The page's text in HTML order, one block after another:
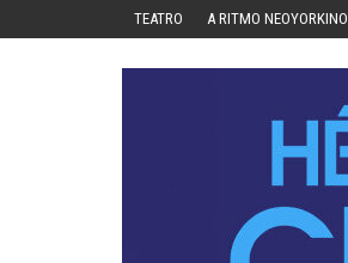
TEATRO A RITMO NEOYORKINO